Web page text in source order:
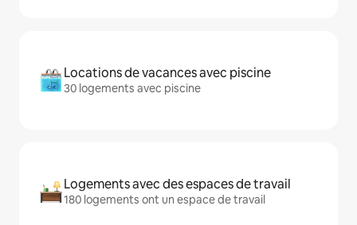
Locations de vacances avec piscine
30 logements avec piscine
Logements avec des espaces de travail
180 logements ont un espace de travail